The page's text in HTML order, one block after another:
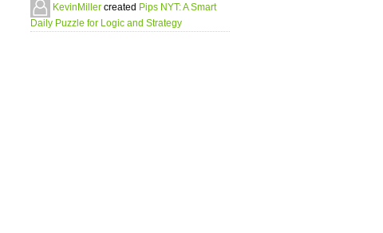
KevinMiller created Pips NYT: A Smart
Daily Puzzle for Logic and Strategy